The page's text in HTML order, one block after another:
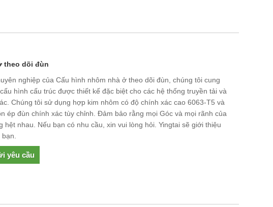
theo dõi đùn
nghiệp của Cấu hình nhôm nhà ở theo dõi đùn, chúng tôi cung
hình cấu trúc được thiết kế đặc biệt cho các hệ thống truyền tải và
Chúng tôi sử dụng hợp kim nhôm có độ chính xác cao 6063-T5 và
ép đùn chính xác tùy chỉnh. Đảm bảo rằng mọi Góc và mọi rãnh của
hệt nhau. Nếu bạn có nhu cầu, xin vui lòng hỏi. Yingtai sẽ giới thiệu
yêu cầu